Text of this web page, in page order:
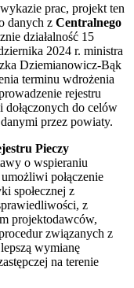
prac, projekt ten
danych z Centralnego
działalność 15
2024 r. ministra
Dziemianowicz-Bąk
terminu wdrożenia
rejestru
do celów
przez powiaty.
Pieczy
o wspieraniu
połączenie
społecznej z
z
projektodawców,
związanych z
wymianę
na terenie